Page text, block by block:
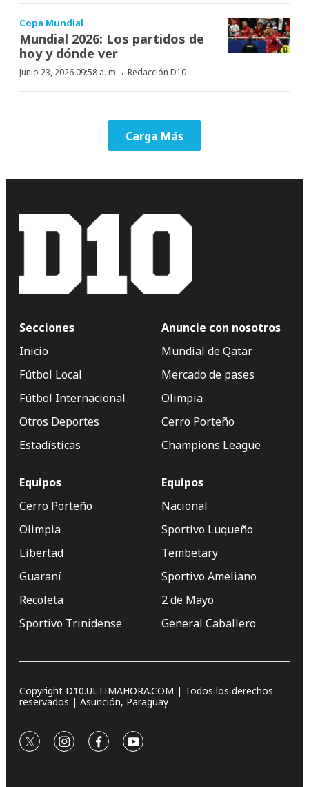
Copa Mundial
Mundial 2026: Los partidos de
hoy y dónde ver
Junio 23, 2026 09:58 a. m. · Redacción D10
Carga Más
Secciones
Inicio
Fútbol Local
Fútbol Internacional
Otros Deportes
Estadísticas
Anuncie con nosotros
Mundial de Qatar
Mercado de pases
Olimpia
Cerro Porteño
Champions League
Equipos
Cerro Porteño
Olimpia
Libertad
Guaraní
Recoleta
Sportivo Trinidense
Equipos
Nacional
Sportivo Luqueño
Tembetary
Sportivo Ameliano
2 de Mayo
General Caballero
Copyright D10.ULTIMAHORA.COM | Todos los derechos
reservados | Asunción, Paraguay
twitterinstagram
facebookyoutube